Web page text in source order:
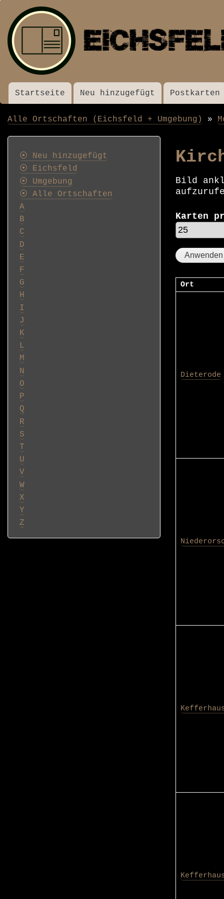
MenüStartseite Neu hinzugefügt Postkarten
Alle Ortschaften (Eichsfeld + Umgebung)
Bild
Karten
Ort
Dieterode
Postkarten
⦿ Neu hinzugefügt
⦿ Eichsfeld
⦿ Umgebung
⦿ Alle Ortschaften
A
B
C
D
E
F
G
H
I
J
K
L
M
N
O
P
Q
R
S
T
U
V
W
X
Y
Z